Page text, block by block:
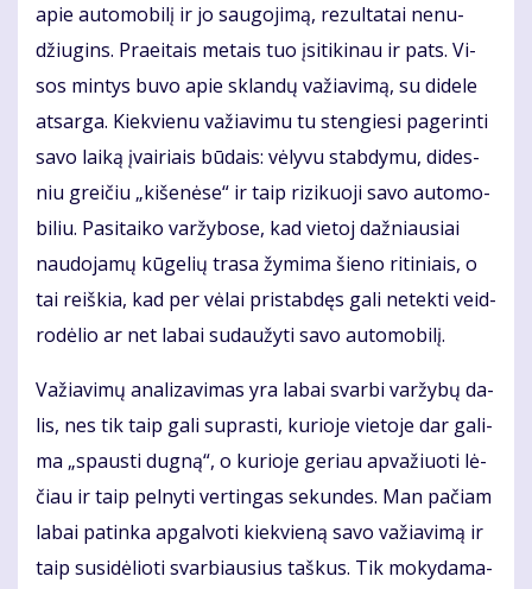
apie au­to­mo­bi­lį ir jo sau­go­ji­mą, re­zul­ta­tai ne­nu­
džiu­gins. Pra­ei­tais me­tais tuo įsi­ti­ki­nau ir pats. Vi­
sos min­tys bu­vo apie sklan­dų va­žia­vi­mą, su di­de­le
at­sar­ga. Kiek­vie­nu va­žia­vi­mu tu sten­gie­si pa­ge­rin­ti
sa­vo lai­ką įvai­riais bū­dais: vė­ly­vu stab­dy­mu, di­des­
niu grei­čiu „ki­še­nė­se“ ir taip ri­zi­kuo­ji sa­vo au­to­mo­
bi­liu. Pa­si­tai­ko var­žy­bo­se, kad vie­toj daž­niau­siai
nau­do­ja­mų kū­ge­lių tra­sa žy­mi­ma šie­no ri­ti­niais, o
tai reiš­kia, kad per vė­lai pri­stab­dęs ga­li ne­tek­ti veid­
ro­dė­lio ar net la­bai su­dau­žy­ti sa­vo au­to­mo­bi­lį.
Va­žia­vi­mų ana­li­za­vi­mas yra la­bai svar­bi var­žy­bų da­
lis, nes tik taip ga­li su­pras­ti, ku­rio­je vie­to­je dar ga­li­
ma „spaus­ti dug­ną“, o ku­rio­je ge­riau ap­va­žiuo­ti lė­
čiau ir taip pel­ny­ti ver­tin­gas se­kun­des. Man pa­čiam
la­bai pa­tin­ka ap­gal­vo­ti kiek­vie­ną sa­vo va­žia­vi­mą ir
taip su­si­dė­lio­ti svar­biau­sius taš­kus. Tik mo­ky­da­ma­